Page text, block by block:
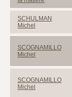
SCHULMAN
Michel
SCOGNAMILLO
Michel
SCOGNAMILLO
Michel